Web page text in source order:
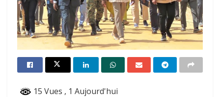
15 Vues , 1 Aujourd'hui